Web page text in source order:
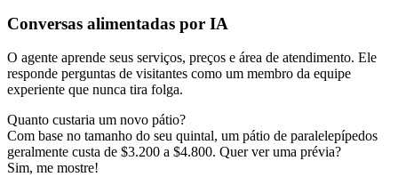
Conversas alimentadas por IA
O agente aprende seus serviços, preços e área de atendimento. Ele
responde perguntas de visitantes como um membro da equipe
experiente que nunca tira folga.
Quanto custaria um novo pátio?
Com base no tamanho do seu quintal, um pátio de paralelepípedos
geralmente custa de $3.200 a $4.800. Quer ver uma prévia?
Sim, me mostre!